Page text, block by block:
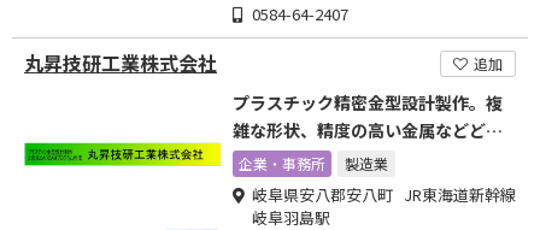
0584-64-2407
丸昇技研工業株式会社 追加
プラスチック精密金型設計製作。複
雑な形状、精度の高い金属などどん
な希望にもお応えします。
企業・事務所 製造業
岐阜県安八郡安八町 JR東海道新幹線
岐阜羽島駅